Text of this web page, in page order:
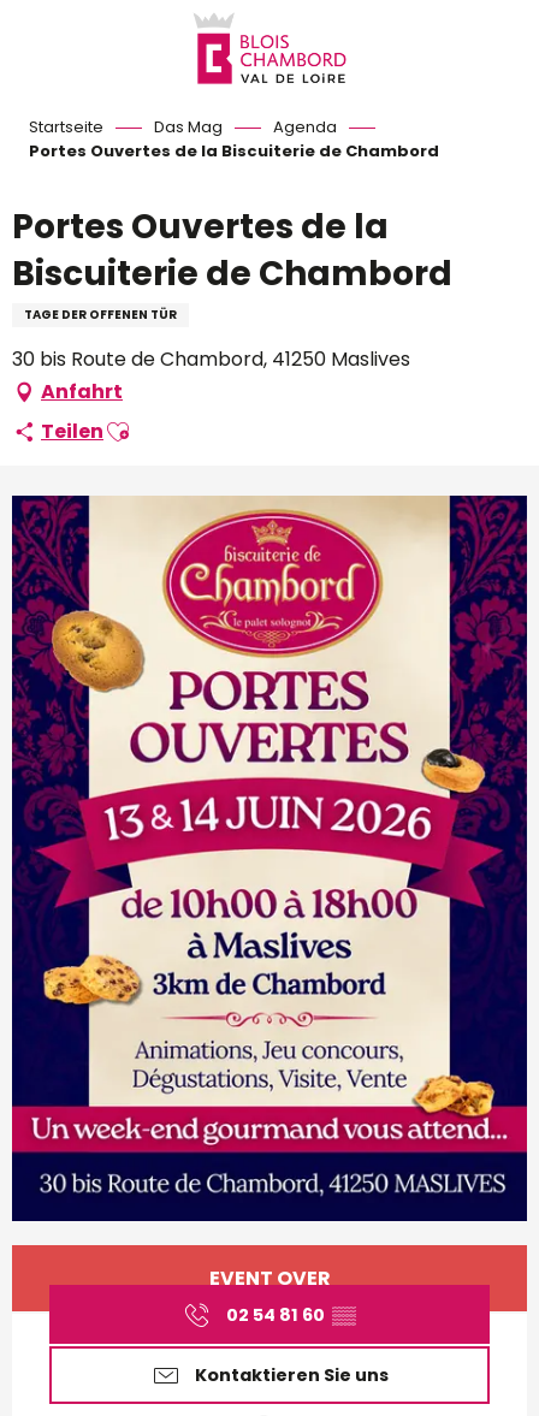
Startseite Das Mag
Agenda
Portes Ouvertes de la Biscuiterie de Chambord
Portes Ouvertes de la
Biscuiterie de Chambord
TAGE DER OFFENEN TÜR
30 bis Route de Chambord, 41250 Maslives
Anfahrt
TeilenAjouter aux favoris
Öffnungszeiten &
EVENT OVER
02 54 81 60 ▒▒
Kontaktieren Sie uns